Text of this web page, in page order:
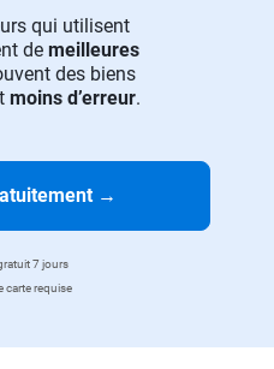
qui utilisent
de meilleures
des biens
moins d’erreur.
→
7 jours
carte requise